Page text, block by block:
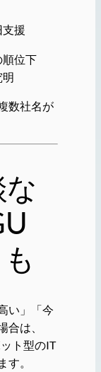
援
順位下
数社名が
い」「今
は、
ト型のIT
す。